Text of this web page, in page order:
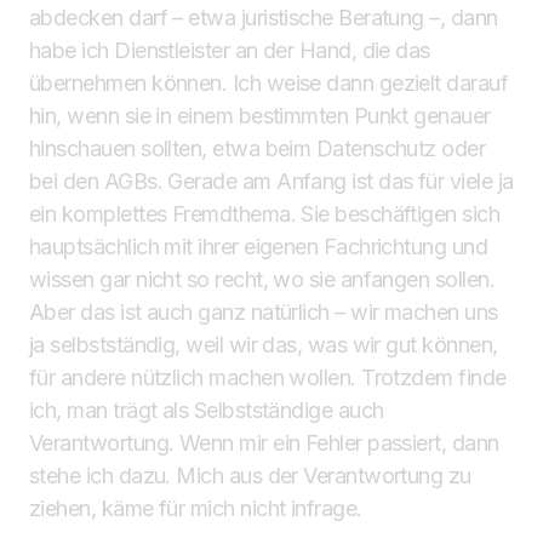
abdecken darf – etwa juristische Beratung –, dann
habe ich Dienstleister an der Hand, die das
übernehmen können. Ich weise dann gezielt darauf
hin, wenn sie in einem bestimmten Punkt genauer
hinschauen sollten, etwa beim Datenschutz oder
bei den AGBs. Gerade am Anfang ist das für viele ja
ein komplettes Fremdthema. Sie beschäftigen sich
hauptsächlich mit ihrer eigenen Fachrichtung und
wissen gar nicht so recht, wo sie anfangen sollen.
Aber das ist auch ganz natürlich – wir machen uns
ja selbstständig, weil wir das, was wir gut können,
für andere nützlich machen wollen. Trotzdem finde
ich, man trägt als Selbstständige auch
Verantwortung. Wenn mir ein Fehler passiert, dann
stehe ich dazu. Mich aus der Verantwortung zu
ziehen, käme für mich nicht infrage.